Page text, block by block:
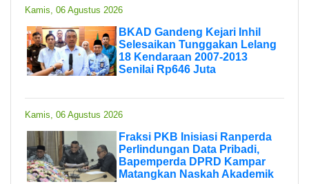
Kamis, 06 Agustus 2026
BKAD Gandeng Kejari Inhil
Selesaikan Tunggakan Lelang
18 Kendaraan 2007-2013
Senilai Rp646 Juta
Kamis, 06 Agustus 2026
Fraksi PKB Inisiasi Ranperda
Perlindungan Data Pribadi,
Bapemperda DPRD Kampar
Matangkan Naskah Akademik